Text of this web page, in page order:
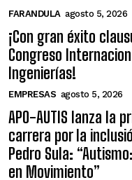
FARANDULA agosto 5, 2026
¡Con gran éxito
Congreso
Ingenierías!
EMPRESAS agosto 5, 2026
APO-AUTIS lanza la
carrera por la
Pedro Sula:
en Movimiento”